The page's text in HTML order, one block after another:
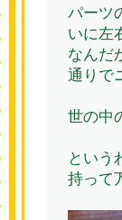
パーツ
いに左
なんだ
通りで
世の中
という
持って